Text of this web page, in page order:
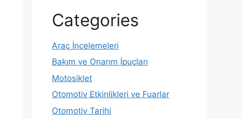
Categories
Araç İncelemeleri
Bakım ve Onarım İpuçları
Motosiklet
Otomotiv Etkinlikleri ve Fuarlar
Otomotiv Tarihi